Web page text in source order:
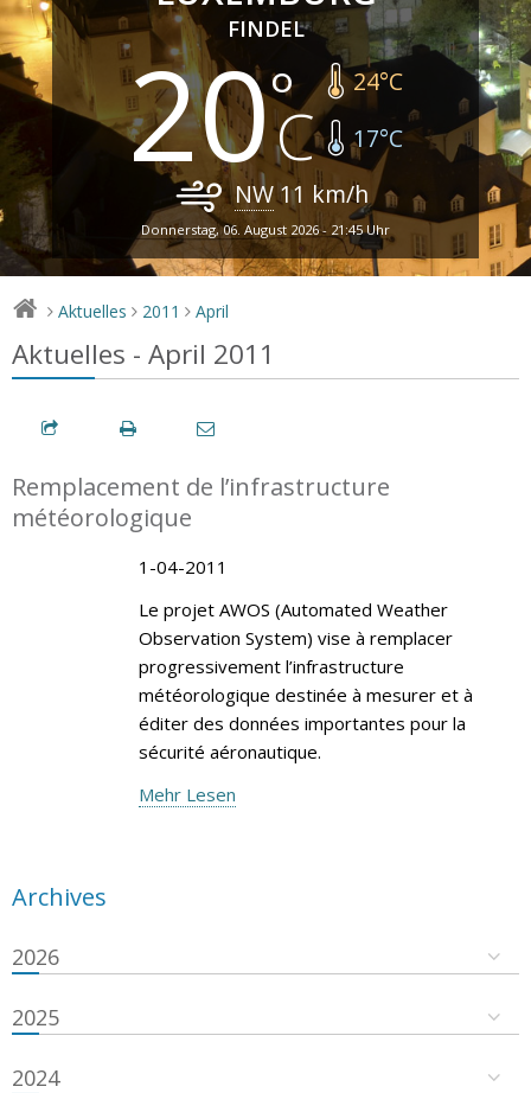
FINDEL
20 24°C
17°C
NW11 km/h
Donnerstag, 06. August 2026 - 21:45 Uhr
> Aktuelles > 2011 > April
Aktuelles - April 2011
Remplacement de l’infrastructure
météorologique
1-04-2011
Le projet AWOS (Automated Weather
Observation System) vise à remplacer
progressivement l’infrastructure
météorologique destinée à mesurer et à
éditer des données importantes pour la
sécurité aéronautique.
Mehr Lesen
Archives
2026
2025
2024